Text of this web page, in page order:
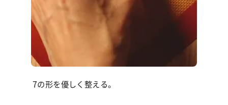
7の形を優しく整える。